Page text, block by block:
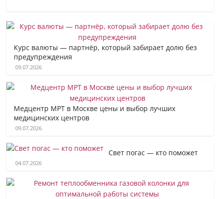
Курс валюты — партнёр, который забирает долю без
предупреждения
09.07.2026
Медцентр МРТ в Москве цены и выбор лучших
медицинских центров
09.07.2026
Свет погас — кто поможет
04.07.2026